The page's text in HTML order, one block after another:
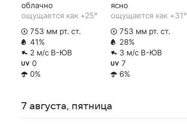
облачно
ощущается как +25°
753 мм рт. ст.
41%
2 м/с В-ЮВ
0
0%
ясно
ощущается как +31°
753 мм рт. ст.
28%
3 м/с В-ЮВ
7
6%
7 августа, пятница